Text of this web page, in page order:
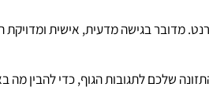
בגישה מדעית, אישית ומדויקת